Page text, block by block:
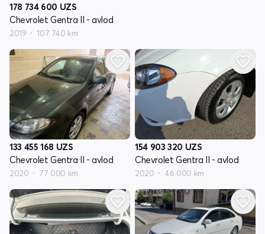
178 734 600 UZS
Chevrolet Gentra II - avlod
2019 107 740 km
133 455 168 UZS
Chevrolet Gentra II - avlod
2020 77 000 km
154 903 320 UZS
Chevrolet Gentra II - avlod
2020 46 000 km